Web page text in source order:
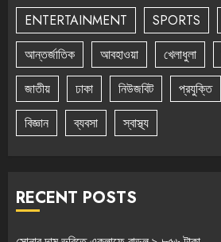
ENTERTAINMENT SPORTS
আন্তর্জাতিক
আবহাওয়া খেলাধুলা
জাতীয়
ঢাকা নিউজবিট প্রযুক্তি
বিজ্ঞান
ব্যবসা স্বাস্থ্য
RECENT POSTS